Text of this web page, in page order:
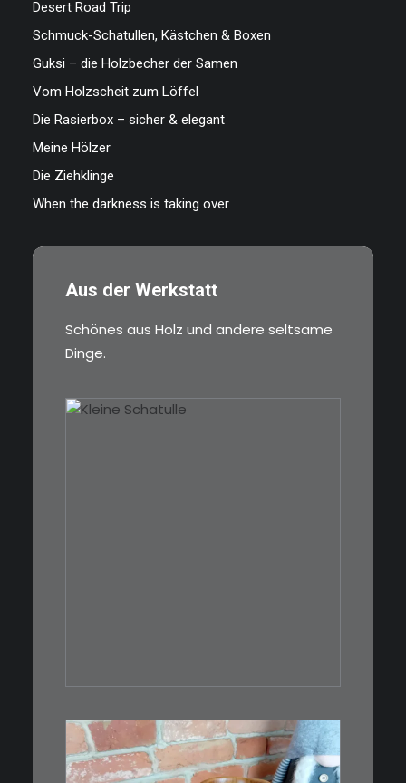
Desert Road Trip
Schmuck-Schatullen, Kästchen & Boxen
Guksi – die Holzbecher der Samen
Vom Holzscheit zum Löffel
Die Rasierbox – sicher & elegant
Meine Hölzer
Die Ziehklinge
When the darkness is taking over
Aus der Werkstatt
Schönes aus Holz und andere seltsame
Dinge.